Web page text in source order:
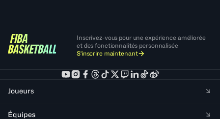
Inscrivez-vous pour une expérience améliorée
et des fonctionnalités personnalisée
S'inscrire maintenant
Joueurs
Équipes